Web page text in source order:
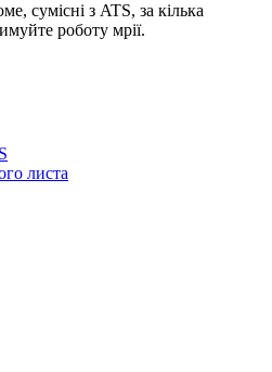
сумісні з ATS, за кілька
роботу мрії.
листа